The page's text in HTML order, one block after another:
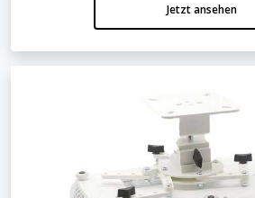
Jetzt ansehen